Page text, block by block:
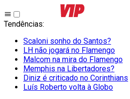
Tendências:
Scaloni sonho do Santos?
LH não jogará no Flamengo
Malcom na mira do Flamengo
Memphis na Libertadores?
Diniz é criticado no Corinthians
Luís Roberto volta à Globo